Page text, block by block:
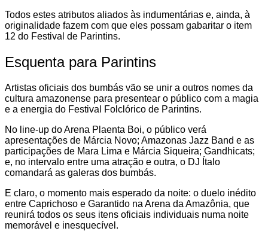
Todos estes atributos aliados às indumentárias e, ainda, à
originalidade fazem com que eles possam gabaritar o item
12 do Festival de Parintins.
Esquenta para Parintins
Artistas oficiais dos bumbás vão se unir a outros nomes da
cultura amazonense para presentear o público com a magia
e a energia do Festival Folclórico de Parintins.
No line-up do Arena Plaenta Boi, o público verá
apresentações de Márcia Novo; Amazonas Jazz Band e as
participações de Mara Lima e Márcia Siqueira; Gandhicats;
e, no intervalo entre uma atração e outra, o DJ Ítalo
comandará as galeras dos bumbás.
E claro, o momento mais esperado da noite: o duelo inédito
entre Caprichoso e Garantido na Arena da Amazônia, que
reunirá todos os seus itens oficiais individuais numa noite
memorável e inesquecível.